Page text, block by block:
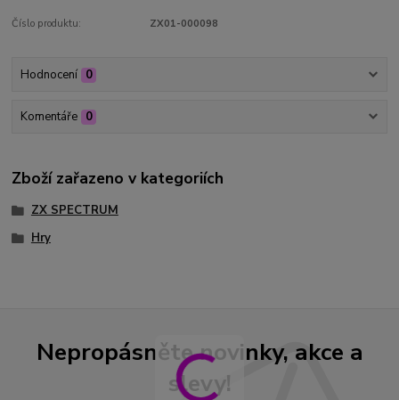
Číslo produktu: ZX01-000098
Hodnocení 0
Komentáře 0
Zboží zařazeno v kategoriích
ZX SPECTRUM
Hry
Nepropásněte novinky, akce a
slevy!